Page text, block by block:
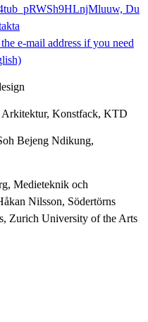
Du
e-mail address if you need
Arkitektur, Konstfack, KTD
Bejeng Ndikung,
Medieteknik och
Nilsson, Södertörns
Zurich University of the Arts